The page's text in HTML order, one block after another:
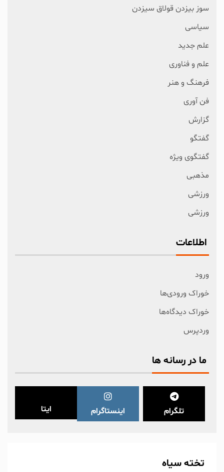
سوز بیزدن قولاق سیزدن
سیاسی
علم جدید
علم و فناوری
فرهنگ و هنر
فن آوری
گزارش
گفتگو
گفتگوی ویژه
مذهبی
ورزشی
ورزشی
اطلاعات
ورود
خوراک ورودی‌ها
خوراک دیدگاه‌ها
وردپرس
ما در رسانه ها
تلگرام اینستاگرام ایتا
تخته سیاه